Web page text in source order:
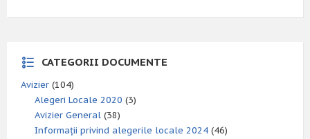
CATEGORII DOCUMENTE
Avizier (104)
Alegeri Locale 2020 (3)
Avizier General (38)
Informații privind alegerile locale 2024 (46)